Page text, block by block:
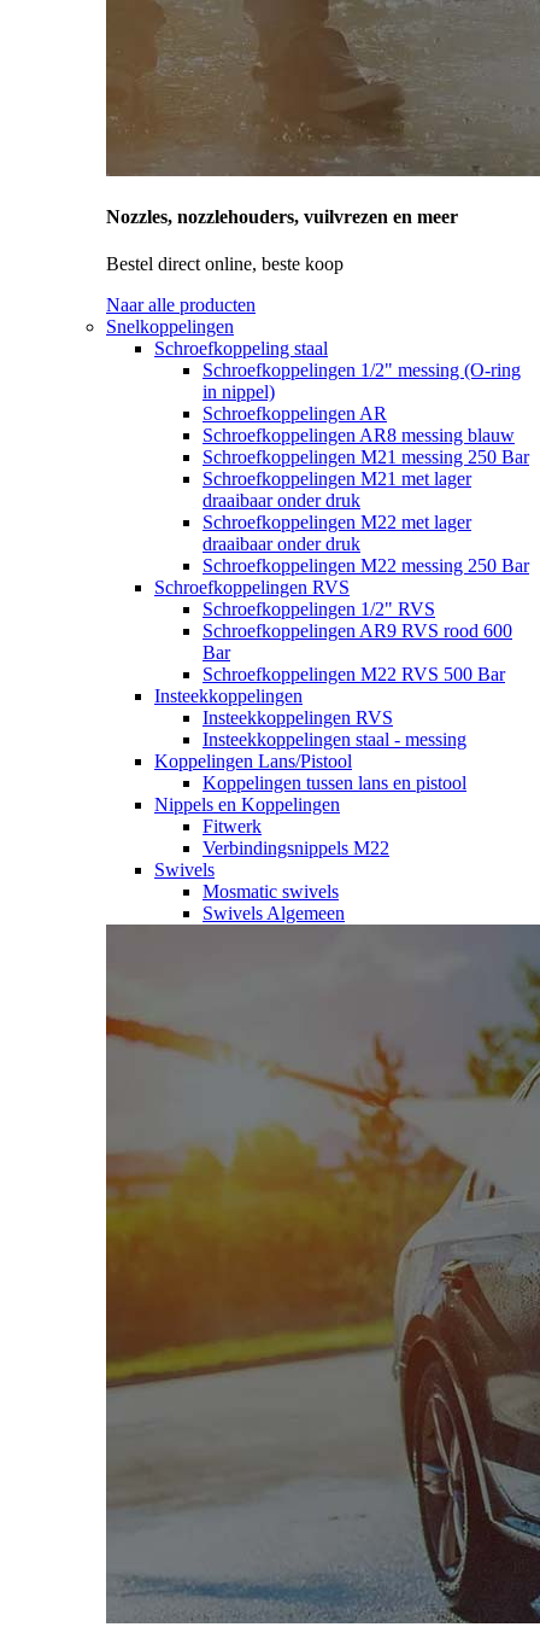
Nozzles, nozzlehouders, vuilvrezen en meer
Bestel direct online, beste koop
Naar alle producten
Snelkoppelingen
Schroefkoppeling staal
Schroefkoppelingen 1/2" messing (O-ring
in nippel)
Schroefkoppelingen AR
Schroefkoppelingen AR8 messing blauw
Schroefkoppelingen M21 messing 250 Bar
Schroefkoppelingen M21 met lager
draaibaar onder druk
Schroefkoppelingen M22 met lager
draaibaar onder druk
Schroefkoppelingen M22 messing 250 Bar
Schroefkoppelingen RVS
Schroefkoppelingen 1/2" RVS
Schroefkoppelingen AR9 RVS rood 600
Bar
Schroefkoppelingen M22 RVS 500 Bar
Insteekkoppelingen
Insteekkoppelingen RVS
Insteekkoppelingen staal - messing
Koppelingen Lans/Pistool
Koppelingen tussen lans en pistool
Nippels en Koppelingen
Fitwerk
Verbindingsnippels M22
Swivels
Mosmatic swivels
Swivels Algemeen